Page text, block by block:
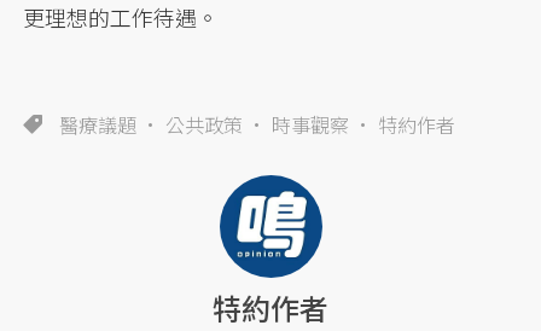
更理想的工作待遇。
醫療議題 公共政策 時事觀察 特約作者
特約作者